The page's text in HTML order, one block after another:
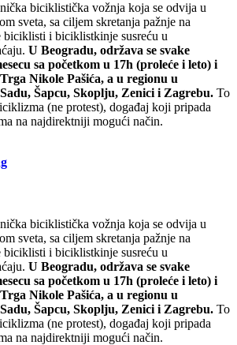
biciklistička vožnja koja se odvija u
sveta, sa ciljem skretanja pažnje na
biciklisti i biciklistkinje susreću u
U Beogradu, održava se svake
sa početkom u 17h (proleće i leto) i
Nikole Pašića, a u regionu u
Šapcu, Skoplju, Zenici i Zagrebu. To
(ne protest), događaj koji pripada
na najdirektniji mogući način.
biciklistička vožnja koja se odvija u
sveta, sa ciljem skretanja pažnje na
biciklisti i biciklistkinje susreću u
U Beogradu, održava se svake
sa početkom u 17h (proleće i leto) i
Nikole Pašića, a u regionu u
Šapcu, Skoplju, Zenici i Zagrebu. To
(ne protest), događaj koji pripada
na najdirektniji mogući način.